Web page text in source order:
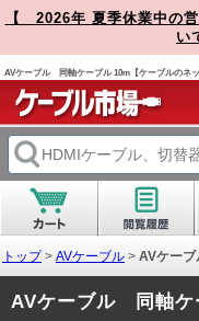
【 2026年 夏季休業中の
い
AVケーブル 同軸ケーブル 10m【ケーブルのネッ
トップ> AVケーブル > AVケー
AVケーブル 同軸ケ